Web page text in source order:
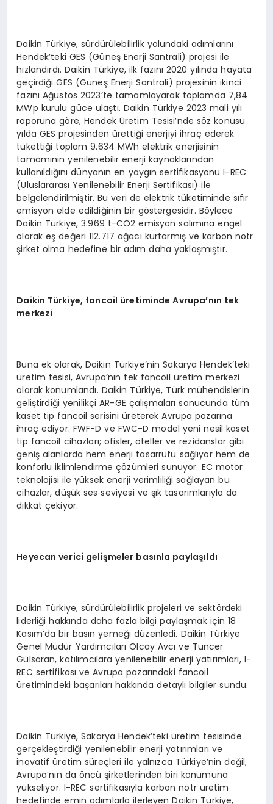
Daikin Türkiye, sürdürülebilirlik yolundaki adımlarını
Hendek’teki GES (Güneş Enerji Santrali) projesi ile
hızlandırdı. Daikin Türkiye, ilk fazını 2020 yılında hayata
geçirdiği GES (Güneş Enerji Santrali) projesinin ikinci
fazını Ağustos 2023’te tamamlayarak toplamda 7,84
MWp kurulu güce ulaştı. Daikin Türkiye 2023 mali yılı
raporuna göre, Hendek Üretim Tesisi’nde söz konusu
yılda GES projesinden ürettiği enerjiyi ihraç ederek
tükettiği toplam 9.634 MWh elektrik enerjisinin
tamamının yenilenebilir enerji kaynaklarından
kullanıldığını dünyanın en yaygın sertifikasyonu I-REC
(Uluslararası Yenilenebilir Enerji Sertifikası) ile
belgelendirilmiştir. Bu veri de elektrik tüketiminde sıfır
emisyon elde edildiğinin bir göstergesidir. Böylece
Daikin Türkiye, 3.969 t-CO2 emisyon salımına engel
olarak eş değeri 112.717 ağacı kurtarmış ve karbon nötr
şirket olma hedefine bir adım daha yaklaşmıştır.
Daikin Türkiye, fancoil üretiminde Avrupa’nın tek
merkezi
Buna ek olarak, Daikin Türkiye’nin Sakarya Hendek’teki
üretim tesisi, Avrupa’nın tek fancoil üretim merkezi
olarak konumlandı. Daikin Türkiye, Türk mühendislerin
geliştirdiği yenilikçi AR-GE çalışmaları sonucunda tüm
kaset tip fancoil serisini üreterek Avrupa pazarına
ihraç ediyor. FWF-D ve FWC-D model yeni nesil kaset
tip fancoil cihazları; ofisler, oteller ve rezidanslar gibi
geniş alanlarda hem enerji tasarrufu sağlıyor hem de
konforlu iklimlendirme çözümleri sunuyor. EC motor
teknolojisi ile yüksek enerji verimliliği sağlayan bu
cihazlar, düşük ses seviyesi ve şık tasarımlarıyla da
dikkat çekiyor.
Heyecan verici gelişmeler basınla paylaşıldı
Daikin Türkiye, sürdürülebilirlik projeleri ve sektördeki
liderliği hakkında daha fazla bilgi paylaşmak için 18
Kasım’da bir basın yemeği düzenledi. Daikin Türkiye
Genel Müdür Yardımcıları Olcay Avcı ve Tuncer
Gülsaran, katılımcılara yenilenebilir enerji yatırımları, I-
REC sertifikası ve Avrupa pazarındaki fancoil
üretimindeki başarıları hakkında detaylı bilgiler sundu.
Daikin Türkiye, Sakarya Hendek’teki üretim tesisinde
gerçekleştirdiği yenilenebilir enerji yatırımları ve
inovatif üretim süreçleri ile yalnızca Türkiye’nin değil,
Avrupa’nın da öncü şirketlerinden biri konumuna
yükseliyor. I-REC sertifikasıyla karbon nötr üretim
hedefinde emin adımlarla ilerleyen Daikin Türkiye,